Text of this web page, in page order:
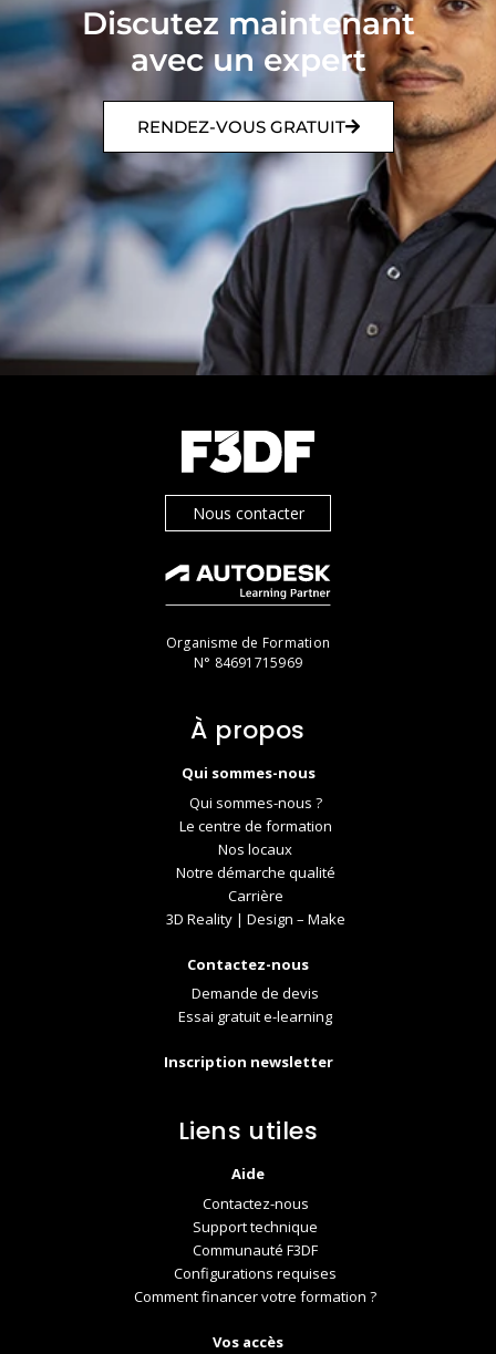
Discutez maintenant
avec un expert
RENDEZ-VOUS GRATUIT
Nous contacter
Organisme de Formation
N° 84691715969
À propos
Qui sommes-nous
Qui sommes-nous ?
Le centre de formation
Nos locaux
Notre démarche qualité
Carrière
3D Reality | Design – Make
Contactez-nous
Demande de devis
Essai gratuit e-learning
Inscription newsletter
Liens utiles
Aide
Contactez-nous
Support technique
Communauté F3DF
Configurations requises
Comment financer votre formation ?
Vos accès